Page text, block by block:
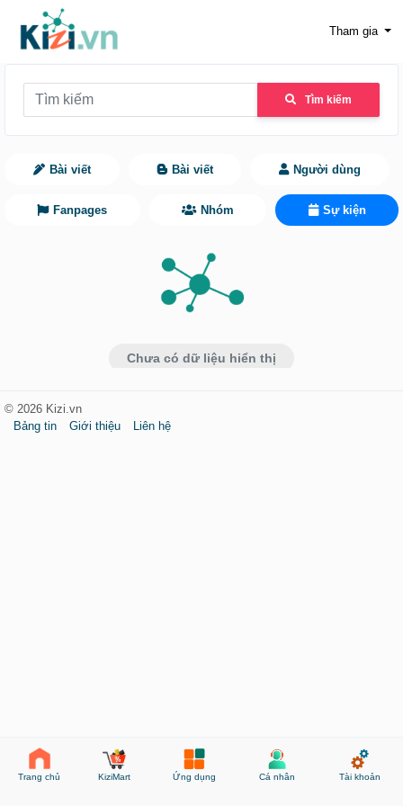
Trang chủ KiziMart Ứng dụng Cá nhân Tài khoản
Tham gia
Tìm kiếm
Bài viết Bài viết Người dùng
Fanpages Nhóm Sự kiện
Chưa có dữ liệu hiển thị
© 2026 Kizi.vn
Bảng tin
Giới thiệu Liên hệ